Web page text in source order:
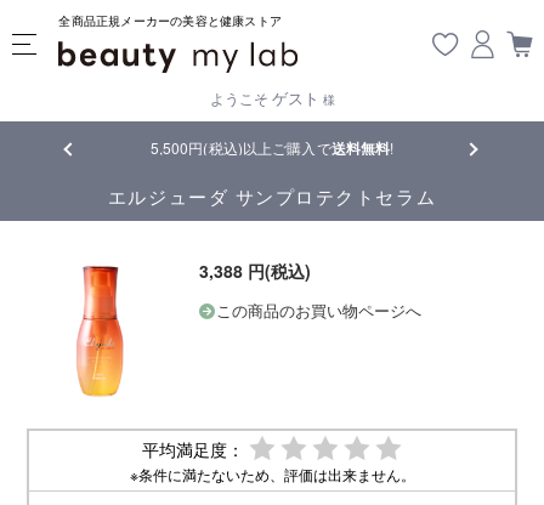
全商品正規メーカーの美容と健康ストア
ようこそ ゲスト 様
5,500円(税込)以上ご購入で送料無料! 【重要】
エルジューダ サンプロテクトセラム
3,388 円(税込)
この商品のお買い物ページへ
平均満足度：
※条件に満たないため、評価は出来ません。